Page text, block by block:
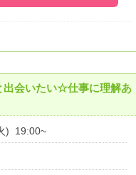
出会いたい☆仕事に理解あ
) 19:00~